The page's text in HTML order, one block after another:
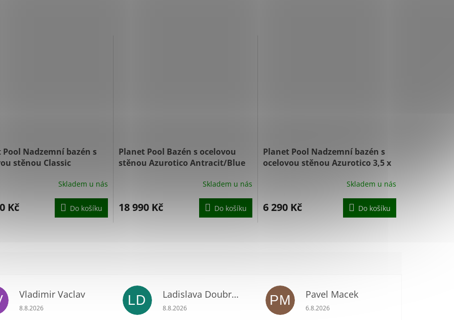
Pool Nadzemní bazén s
stěnou Classic
Skladem u nás
Kč Do košíku
Planet Pool Bazén s ocelovou
stěnou Azurotico Antracit/Blue
Skladem u nás
18 990 Kč Do košíku
Planet Pool Nadzemní bazén s
ocelovou stěnou Azurotico 3,5 x
Skladem u nás
6 290 Kč Do košíku
Vladimir Vaclav
Hodnocení obchodu je 5 z 5 hvězdiček.
8.8.2026
LD Ladislava Doubravová
Hodnocení obchodu je 2 z 5 hvězdiček.
8.8.2026
PM Pavel Macek
Hodnocení obchodu je 5 z 5 hvězdiček.
6.8.2026